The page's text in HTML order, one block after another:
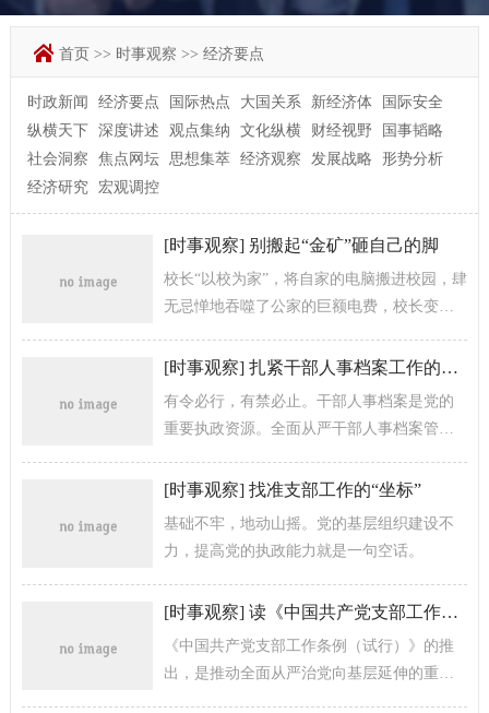
首页 >> 时事观察 >> 经济要点
时政新闻 经济要点 国际热点 大国关系 新经济体
国际安全
纵横天下
深度讲述 观点集纳 文化纵横 财经视野
国事韬略
社会洞察
焦点网坛 思想集萃 经济观察 发展战略
形势分析
经济研究
宏观调控
[时事观察] 别搬起“金矿”砸自己的脚
校长“以校为家”，将自家的电脑搬进校园，肆
无忌惮地吞噬了公家的巨额电费，校长变
校内资产不受侵犯。不料，他...
[时事观察] 扎紧干部人事档案工作的制度篱笆
有令必行，有禁必止。干部人事档案是党的
重要执政资源。全面从严干部人事档案管理
例》为干部人事档案工作上紧制度发条...
[时事观察] 找准支部工作的“坐标”
基础不牢，地动山摇。党的基层组织建设不
力，提高党的执政能力就是一句空话。
[时事观察] 读《中国共产党支部工作条例（试行）》有感
《中国共产党支部工作条例（试行）》的推
出，是推动全面从严治党向基层延伸的重要